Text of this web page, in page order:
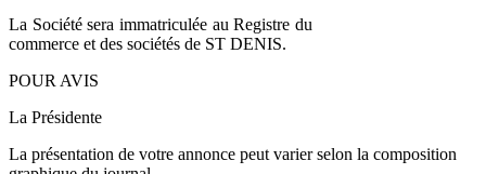
La Société sera immatriculée au Registre du
commerce et des sociétés de ST DENIS.
POUR AVIS
La Présidente
La présentation de votre annonce peut varier selon la composition